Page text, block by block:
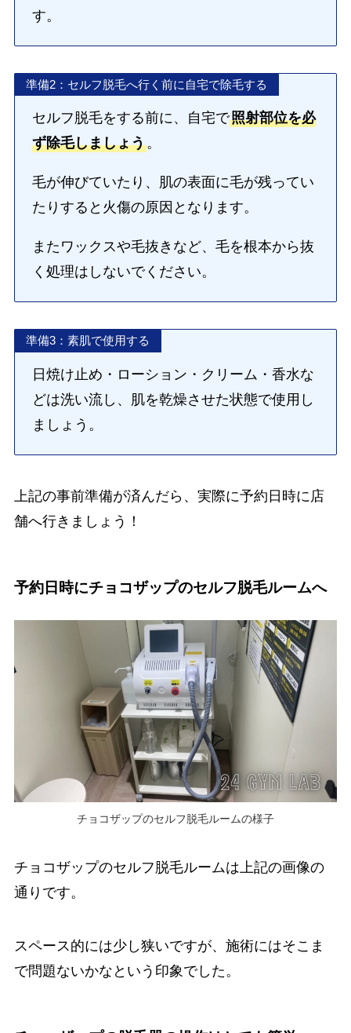
す。
準備2：セルフ脱毛へ行く前に自宅で除毛する
セルフ脱毛をする前に、自宅で照射部位を必
ず除毛しましょう。
毛が伸びていたり、肌の表面に毛が残ってい
たりすると火傷の原因となります。
またワックスや毛抜きなど、毛を根本から抜
く処理はしないでください。
準備3：素肌で使用する
日焼け止め・ローション・クリーム・香水な
どは洗い流し、肌を乾燥させた状態で使用し
ましょう。
上記の事前準備が済んだら、実際に予約日時に店
舗へ行きましょう！
予約日時にチョコザップのセルフ脱毛ルームへ
チョコザップのセルフ脱毛ルームの様子
チョコザップのセルフ脱毛ルームは上記の画像の
通りです。
スペース的には少し狭いですが、施術にはそこま
で問題ないかなという印象でした。